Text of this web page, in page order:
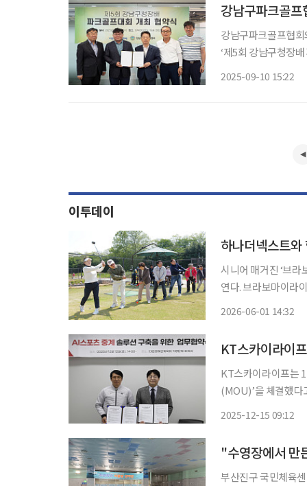
강남구파크골프
강남구파크골프협
‘제5회 강남구청장
2025-09-10 15:22
이투데이
하나더넥스트
시니어 매거진 ‘브
연다. 브라보마이라이프를 발행하는 이투데이피엔씨는 15일 서울 강남탄천파크골프장에서
2026-06-01 14:32
KT스카이라이
KT스카이라이프는
(MOU)’을 체결했다고 15일 밝혔다. 대한장애인체
2025-12-15 09:12
부산진구 국민체육